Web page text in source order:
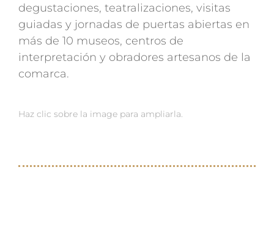
degustaciones, teatralizaciones, visitas
guiadas y jornadas de puertas abiertas en
más de 10 museos, centros de
interpretación y obradores artesanos de la
comarca.
Haz clic sobre la image para ampliarla.